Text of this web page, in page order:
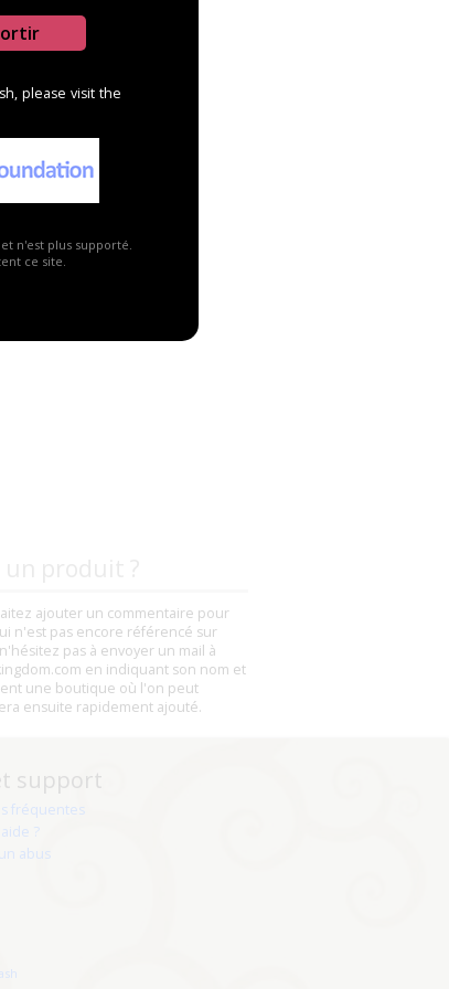
please visit the
n'est plus supporté.
ce site.
Publicité ▼
ajouter un commentaire pour
n'est pas encore référencé sur
pas à envoyer un mail à
en indiquant son nom et
une boutique où l'on peut
ensuite rapidement ajouté.
support
fréquentes
?
abus